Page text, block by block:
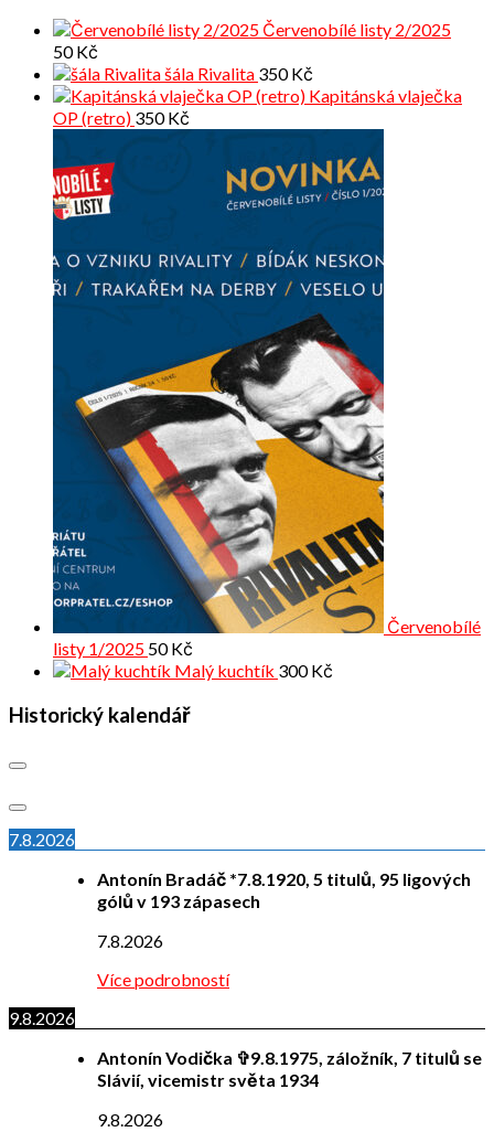
Červenobílé listy 2/2025
50Kč
šála Rivalita 350Kč
Kapitánská vlaječka
OP (retro) 350Kč
Červenobílé
listy 1/2025 50Kč
Malý kuchtík 300Kč
Historický kalendář
7.8.2026
Antonín Bradáč *7.8.1920, 5 titulů, 95 ligových
gólů v 193 zápasech
7.8.2026
Více podrobností
9.8.2026
Antonín Vodička ✞9.8.1975, záložník, 7 titulů se
Slávií, vicemistr světa 1934
9.8.2026